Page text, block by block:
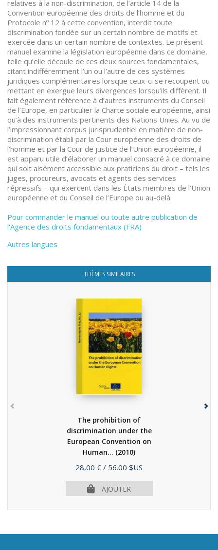
relatives à la non-discrimination, de l’article 14 de la
Convention européenne des droits de l’homme et du
Protocole nº 12 à cette convention, interdit toute
discrimination fondée sur un certain nombre de motifs et
exercée dans un certain nombre de contextes. Le présent
manuel examine la législation européenne dans ce domaine,
telle qu’elle découle de ces deux sources fondamentales,
citant indifféremment l’un ou l’autre de ces systèmes
juridiques complémentaires lorsque ceux-ci se recoupent ou
mettant en exergue leurs divergences lorsqu’ils diffèrent. Il
fait également référence à d’autres instruments du Conseil
de l’Europe, en particulier la Charte sociale européenne, ainsi
qu’à des instruments pertinents des Nations Unies. Au vu de
l’impressionnant corpus jurisprudentiel en matière de non-
discrimination établi par la Cour européenne des droits de
l’homme et par la Cour de justice de l’Union européenne, il
est apparu utile d’élaborer un manuel consacré à ce domaine
qui soit aisément accessible aux praticiens du droit – tels les
juges, procureurs, avocats et agents des services
répressifs – qui exercent dans les États membres de l’Union
européenne et du Conseil de l’Europe ou au-delà.
Pour commander le manuel ou toute autre publication de
l'Agence des droits fondamentaux (FRA)
Autres langues
THÈMES SIMILAIRES
The prohibition of
discrimination under the
European Convention on
Human... (2010)
Prix
28,00 € / 56.00 $US
AJOUTER